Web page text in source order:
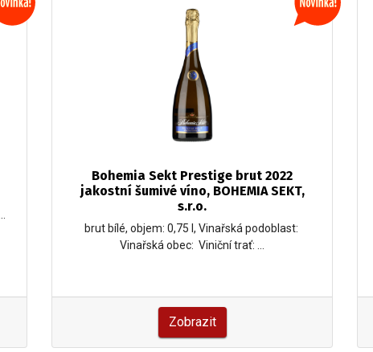
Bohemia Sekt Prestige brut 2022
jakostní šumivé víno, BOHEMIA SEKT,
s.r.o.
brut bílé, objem: 0,75 l, Vinařská podoblast:
Vinařská obec: Viniční trať: …
Zobrazit